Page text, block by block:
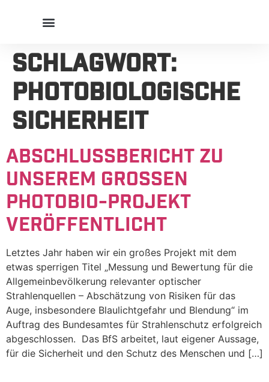
Schlagwort:
Photobiologische
Sicherheit
Abschlussbericht zu
unserem großen
PhotoBio-Projekt
veröffentlicht
Letztes Jahr haben wir ein großes Projekt mit dem
etwas sperrigen Titel „Messung und Bewertung für die
Allgemeinbevölkerung relevanter optischer
Strahlenquellen – Abschätzung von Risiken für das
Auge, insbesondere Blaulichtgefahr und Blendung“ im
Auftrag des Bundesamtes für Strahlenschutz erfolgreich
abgeschlossen. Das BfS arbeitet, laut eigener Aussage,
für die Sicherheit und den Schutz des Menschen und […]